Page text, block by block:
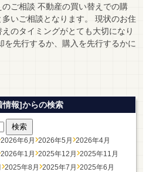
のご相談 不動産の買い替えでの購
いご相談となります。 現状のお住
のタイミングがとても大切になり
を先行するか、購入を先行するかに
情報]からの検索
2026年6月 2026年5月 2026年4月
2026年1月 2025年12月 2025年11月
2025年8月 2025年7月 2025年6月